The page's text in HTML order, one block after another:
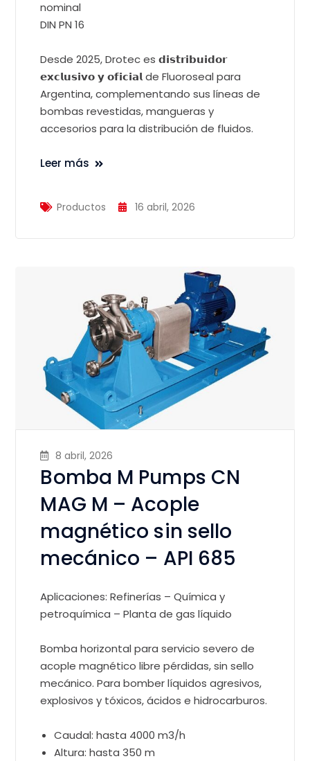
nominal
DIN PN 16
Desde 2025, Drotec es 𝗱𝗶𝘀𝘁𝗿𝗶𝗯𝘂𝗶𝗱𝗼𝗿
𝗲𝘅𝗰𝗹𝘂𝘀𝗶𝘃𝗼 𝘆 𝗼𝗳𝗶𝗰𝗶𝗮𝗹 de Fluoroseal para
Argentina, complementando sus líneas de
bombas revestidas, mangueras y
accesorios para la distribución de fluidos.
Leer más
Productos 16 abril, 2026
8 abril, 2026
Bomba M Pumps CN
MAG M – Acople
magnético sin sello
mecánico – API 685
Aplicaciones: Refinerías – Química y
petroquímica – Planta de gas líquido
Bomba horizontal para servicio severo de
acople magnético libre pérdidas, sin sello
mecánico. Para bomber líquidos agresivos,
explosivos y tóxicos, ácidos e hidrocarburos.
Caudal: hasta 4000 m3/h
Altura: hasta 350 m